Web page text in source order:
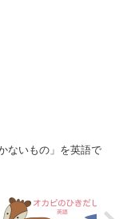
ないもの」を英語で